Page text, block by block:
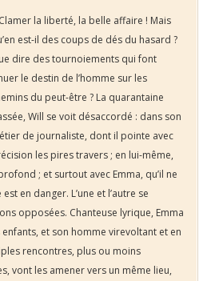
la liberté, la belle affaire ! Mais
est-il des coups de dés du hasard ?
dire des tournoiements qui font
le destin de l’homme sur les
du peut-être ? La quarantaine
Will se voit désaccordé : dans son
de journaliste, dont il pointe avec
les pires travers ; en lui-même,
; et surtout avec Emma, qu’il ne
en danger. L’une et l’autre se
opposées. Chanteuse lyrique, Emma
et son homme virevoltant et en
rencontres, plus ou moins
vont les amener vers un même lieu,